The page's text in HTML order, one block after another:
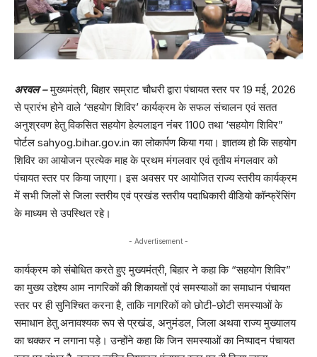
अरवल – मुख्यमंत्री, बिहार सम्राट चौधरी द्वारा पंचायत स्तर पर 19 मई, 2026
से प्रारंभ होने वाले ‘सहयोग शिविर’ कार्यक्रम के सफल संचालन एवं सतत
अनुश्रवण हेतु विकसित सहयोग हेल्पलाइन नंबर 1100 तथा ‘सहयोग शिविर”
पोर्टल sahyog.bihar.gov.in का लोकार्पण किया गया। ज्ञातव्य हो कि सहयोग
शिविर का आयोजन प्रत्येक माह के प्रथम मंगलवार एवं तृतीय मंगलवार को
पंचायत स्तर पर किया जाएगा। इस अवसर पर आयोजित राज्य स्तरीय कार्यक्रम
में सभी जिलों से जिला स्तरीय एवं प्रखंड स्तरीय पदाधिकारी वीडियो कॉन्फ्रेंसिंग
के माध्यम से उपस्थित रहे।
- Advertisement -
कार्यक्रम को संबोधित करते हुए मुख्यमंत्री, बिहार ने कहा कि “सहयोग शिविर”
का मुख्य उद्देश्य आम नागरिकों की शिकायतों एवं समस्याओं का समाधान पंचायत
स्तर पर ही सुनिश्चित करना है, ताकि नागरिकों को छोटी-छोटी समस्याओं के
समाधान हेतु अनावश्यक रूप से प्रखंड, अनुमंडल, जिला अथवा राज्य मुख्यालय
का चक्कर न लगाना पड़े। उन्होंने कहा कि जिन समस्याओं का निष्पादन पंचायत